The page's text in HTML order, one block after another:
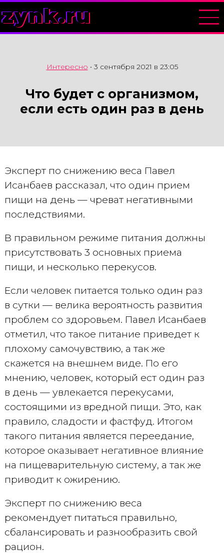
zynk.ru
Интересно • 3 сентября 2021 в 23:05
Что будет с организмом,
если есть один раз в день
Эксперт по снижению веса Павел
Исанбаев рассказал, что один прием
пищи на день — чреват негативными
последствиями.
В правильном режиме питания должны
присутствовать 3 основных приема
пищи, и несколько перекусов.
Если человек питается только один раз
в сутки — велика вероятность развития
проблем со здоровьем. Павел Исанбаев
отметил, что такое питание приведет к
плохому самочувствию, а так же
скажется на внешнем виде. По его
мнению, человек, который ест один раз
в день — увлекается перекусами,
состоящими из вредной пищи. Это, как
правило, сладости и фастфуд. Итогом
такого питания является переедание,
которое оказывает негативное влияние
на пищеварительную систему, а так же
приводит к ожирению.
Эксперт по снижению веса
рекомендует питаться правильно,
сбалансировать и разнообразить свой
рацион.